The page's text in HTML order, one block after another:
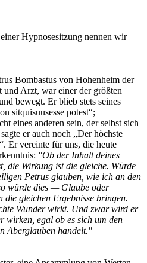
Hypnosesitzung nennen wir
Bombastus von Hohenheim der
Arzt, war einer der größten
bewegt. Er blieb stets seines
sitquisuusesse potest“;
eines anderen sein, der selbst sich
er auch noch „Der höchste
Er vereinte für uns, die heute
"Ob der Inhalt deines
die Wirkung ist die gleiche. Würde
Petrus glauben, wie ich an den
würde dies — Glaube oder
gleichen Ergebnisse bringen.
Wunder wirkt. Und zwar wird er
wirken, egal ob es sich um den
Aberglauben handelt."